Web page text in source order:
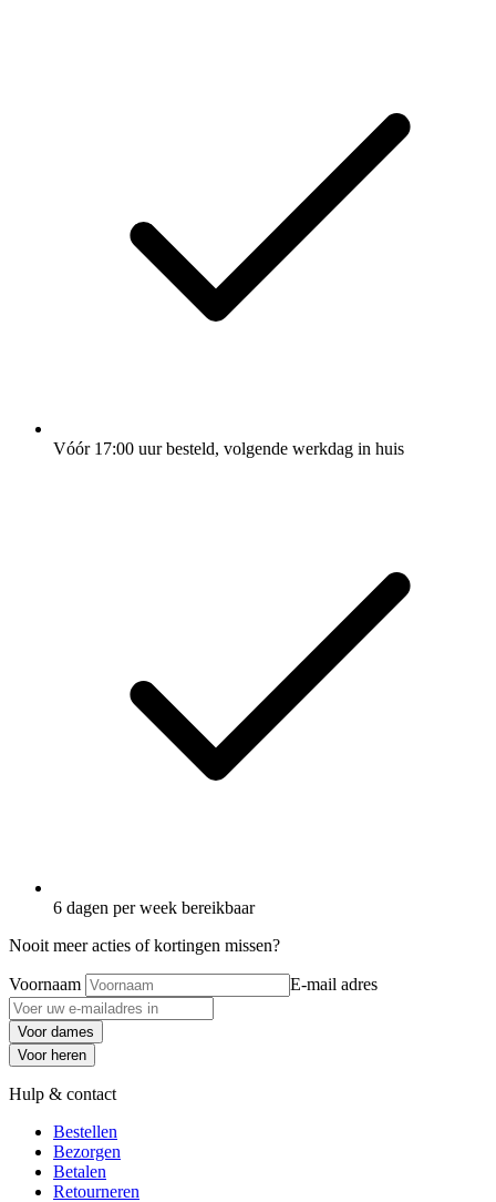
Vóór 17:00 uur besteld, volgende werkdag in huis
6 dagen per week bereikbaar
Nooit meer acties of kortingen missen?
Voornaam E-mail adres
Voor dames
Voor heren
Hulp & contact
Bestellen
Bezorgen
Betalen
Retourneren